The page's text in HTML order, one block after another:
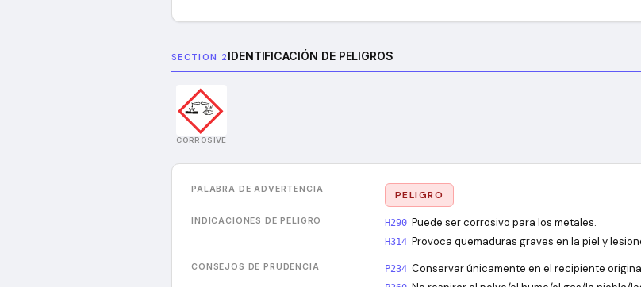
SECTION 2 IDENTIFICACIÓN DE PELIGROS
CORROSIVE
PALABRA DE ADVERTENCIA PELIGRO
INDICACIONES DE PELIGRO H290 Puede ser corrosivo para los metales.
H314 Provoca quemaduras graves en la piel y
CONSEJOS DE PRUDENCIA P234 Conservar únicamente en el recipiente